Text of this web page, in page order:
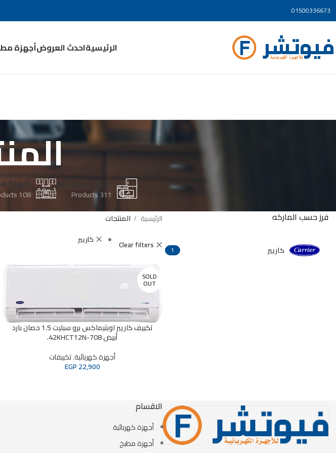
01500336673
الرئيسيةاحدث العروضأجهزة
أجهزة كهربائية
311 Products
أجهزة
108 Products
فرز حسب الماركه
كاريير 1
الرئيسية المنتجات
Clear filters كاريير
SOLD
OUT
تكييف كاريير اوبتيماكس برو سبليت 1.5 حصان بارد
أبيض 42KHCT12N-708.
أجهزة كهربائية,تكييفات
EGP22,900
الاقسام
أجهزة كهربائية
أجهزة مطبخ